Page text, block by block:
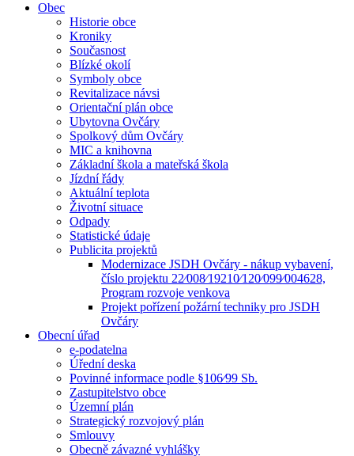
Obec
Historie obce
Kroniky
Současnost
Blízké okolí
Symboly obce
Revitalizace návsi
Orientační plán obce
Ubytovna Ovčáry
Spolkový dům Ovčáry
MIC a knihovna
Základní škola a mateřská škola
Jízdní řády
Aktuální teplota
Životní situace
Odpady
Statistické údaje
Publicita projektů
Modernizace JSDH Ovčáry - nákup vybavení,
číslo projektu 22⁄008⁄19210⁄120⁄099⁄004628,
Program rozvoje venkova
Projekt pořízení požární techniky pro JSDH
Ovčáry
Obecní úřad
e-podatelna
Úřední deska
Povinné informace podle §106⁄99 Sb.
Zastupitelstvo obce
Územní plán
Strategický rozvojový plán
Smlouvy
Obecně závazné vyhlášky